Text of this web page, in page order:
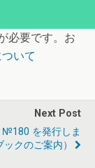
必要です。お
いて
Next Post
№180 を発行しま
クのご案内）